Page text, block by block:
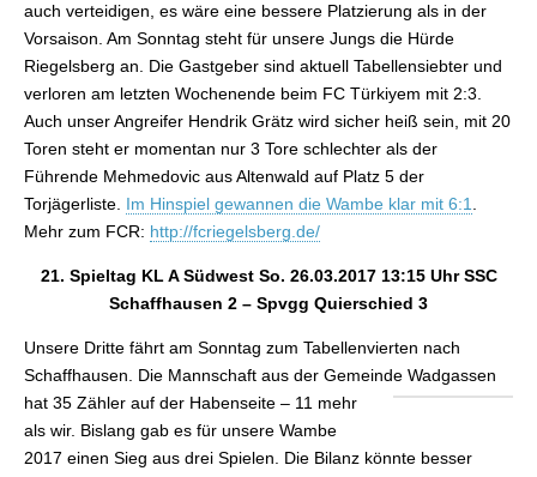
auch verteidigen, es wäre eine bessere Platzierung als in der
Vorsaison. Am Sonntag steht für unsere Jungs die Hürde
Riegelsberg an. Die Gastgeber sind aktuell Tabellensiebter und
verloren am letzten Wochenende beim FC Türkiyem mit 2:3.
Auch unser Angreifer Hendrik Grätz wird sicher heiß sein, mit 20
Toren steht er momentan nur 3 Tore schlechter als der
Führende Mehmedovic aus Altenwald auf Platz 5 der
Torjägerliste. Im Hinspiel gewannen die Wambe klar mit 6:1.
Mehr zum FCR: http://fcriegelsberg.de/
21. Spieltag KL A Südwest So. 26.03.2017 13:15 Uhr SSC
Schaffhausen 2 – Spvgg Quierschied 3
Unsere Dritte fährt am Sonntag zum Tabellenvierten nach
Schaffhausen. Die Mannschaft aus der Gemeinde Wadgassen
hat 35 Zähler auf der Habenseite – 11 mehr
als wir. Bislang gab es für unsere Wambe
2017 einen Sieg aus drei Spielen. Die Bilanz könnte besser